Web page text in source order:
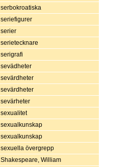
serbokroatiska
seriefigurer
serier
serietecknare
serigrafi
sevädheter
sevärdheter
sevärdheter
sevärheter
sexualitet
sexualkunskap
sexualkunskap
sexuella övergrepp
Shakespeare, William